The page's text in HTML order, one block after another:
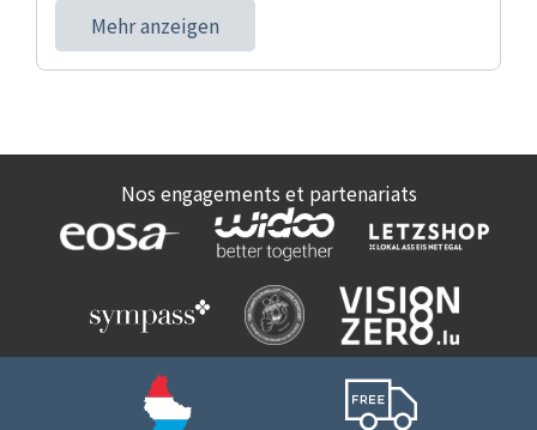
Mehr anzeigen
Nos engagements et partenariats